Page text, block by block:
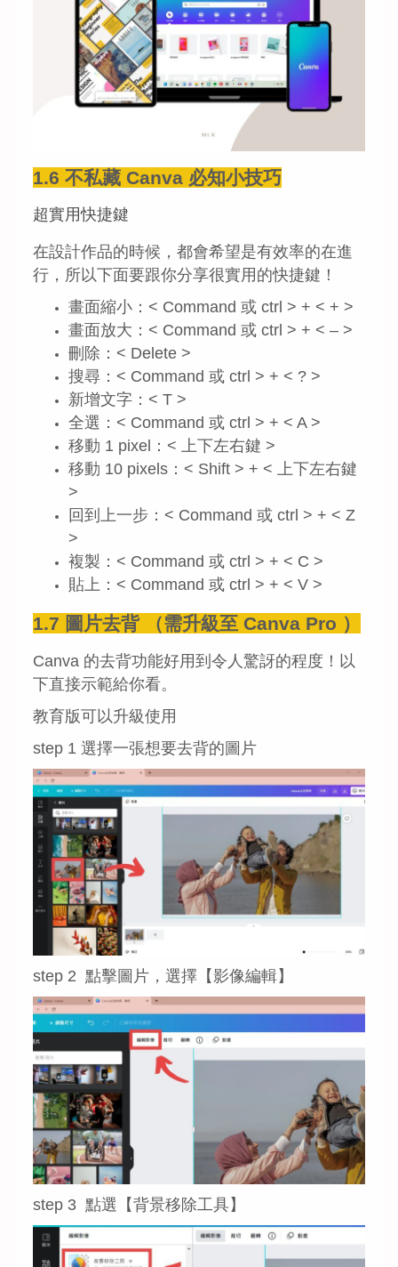
1.6 不私藏 Canva 必知小技巧
超實用快捷鍵
在設計作品的時候，都會希望是有效率的在進
行，所以下面要跟你分享很實用的快捷鍵！
畫面縮小：< Command 或 ctrl > + < + >
畫面放大：< Command 或 ctrl > + < – >
刪除：< Delete >
搜尋：< Command 或 ctrl > + < ? >
新增文字：< T >
全選：< Command 或 ctrl > + < A >
移動 1 pixel：< 上下左右鍵 >
移動 10 pixels：< Shift > + < 上下左右鍵
>
回到上一步：< Command 或 ctrl > + < Z
>
複製：< Command 或 ctrl > + < C >
貼上：< Command 或 ctrl > + < V >
1.7 圖片去背 （需升級至 Canva Pro ）
Canva 的去背功能好用到令人驚訝的程度！以
下直接示範給你看。
教育版可以升級使用
step 1 選擇一張想要去背的圖片
step 2 點擊圖片，選擇【影像編輯】
step 3 點選【背景移除工具】